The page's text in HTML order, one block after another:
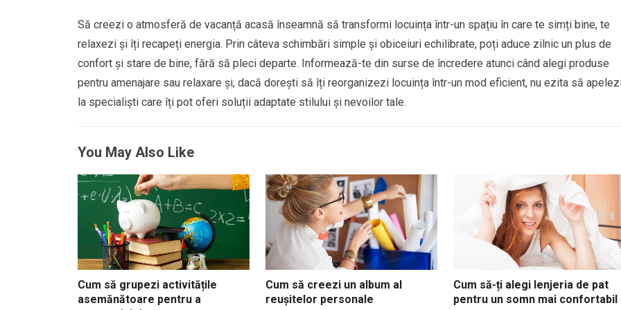
Să creezi o atmosferă de vacanță acasă înseamnă să transformi locuința într-un spațiu în care te simți bine, te
relaxezi și îți recapeți energia. Prin câteva schimbări simple și obiceiuri echilibrate, poți aduce zilnic un plus de
confort și stare de bine, fără să pleci departe. Informează-te din surse de încredere atunci când alegi produse
pentru amenajare sau relaxare și, dacă dorești să îți reorganizezi locuința într-un mod eficient, nu ezita să
la specialiști care îți pot oferi soluții adaptate stilului și nevoilor tale.
You May Also Like
Cum să grupezi activitățile
asemănătoare pentru a
Cum să creezi un album al
reușitelor personale
Cum să-ți alegi lenjeria de pat
pentru un somn mai confortabil